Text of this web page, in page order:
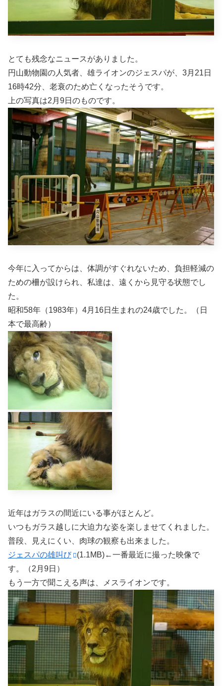
とても残念なニュースがありました。
円山動物園の人気者、雄ライオンのジェスパが、3月21日
16時42分、老衰のため亡くなったそうです。
上の写真は2月9日のものです。
今年に入ってからは、体調がすぐれないため、負担軽減の
ための柵が設けられ、私達は、遠くから見守る状態でし
た。
昭和58年（1983年）4月16日生まれの24歳でした。（日
本で最高齢）
近年はガラスの間近にいる事がほとんど。
いつもガラス越しに大迫力な姿を楽しませてくれました。
普段、見えにくい、肉球の観察も出来ました。
ジェスパの雄叫び
(1.1MB)←一番最近に撮った映像で
す。（2月9日）
もう一方で聞こえる声は、メスライオンです。